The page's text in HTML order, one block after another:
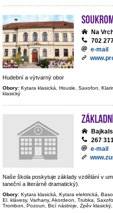
Na
702
e-mail
Hudební a výtvarný obor
Obory: Kytara klasická, Housle, Saxofon,
klasický
267
e-mail
Naše škola poskytuje základy vzdělání v
taneční a literárně dramatický).
Obory: Kytara klasická, Kytara elektrická,
El. klávesy, Varhany, Akordeon, Trubka,
Trombon, Pozoun, Bicí nástroje, Zpěv